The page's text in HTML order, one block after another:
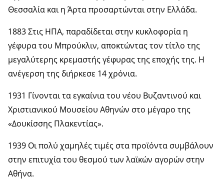
Θεσσαλία και η Άρτα προσαρτώνται στην Ελλάδα.
1883 Στις ΗΠΑ, παραδίδεται στην κυκλοφορία η
γέφυρα του Μπρούκλιν, αποκτώντας τον τίτλο της
μεγαλύτερης κρεμαστής γέφυρας της εποχής της. Η
ανέγερση της διήρκεσε 14 χρόνια.
1931 Γίνονται τα εγκαίνια του νέου Βυζαντινού και
Χριστιανικού Μουσείου Αθηνών στο μέγαρο της
«Δουκίσσης Πλακεντίας».
1939 Οι πολύ χαμηλές τιμές στα προϊόντα συμβάλουν
στην επιτυχία του θεσμού των λαϊκών αγορών στην
Αθήνα.